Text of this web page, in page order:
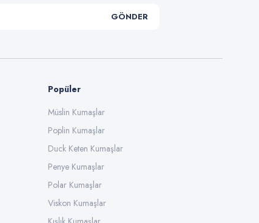
GÖNDER
Popüler
Müslin Kumaşlar
Poplin Kumaşlar
Duck Keten Kumaşlar
Penye Kumaşlar
Polar Kumaşlar
Viskon Kumaşlar